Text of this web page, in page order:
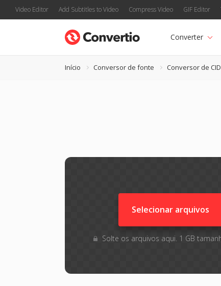
Video Editor Add Subtitles to Video Compress Video GIF Editor
Converter
Início Conversor de fonte Conversor de CID
Selecionar arquivos
Solte os arquivos aqui. 1 GB